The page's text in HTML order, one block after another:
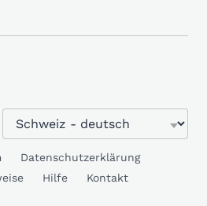
Datenschutzerklärung
Hilfe Kontakt